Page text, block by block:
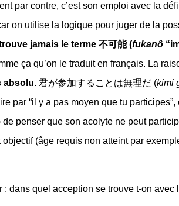
par contre, c’est son emploi avec la
on utilise la logique pour juger de la
jamais le terme 不可能 (fukanô
ça qu’on le traduit en français. La
absolu. 君が参加することは無理だ (kimi
par “il y a pas moyen que tu
de penser que son acolyte ne peut
(âge requis non atteint par
: dans quel acception se trouve t-on avec